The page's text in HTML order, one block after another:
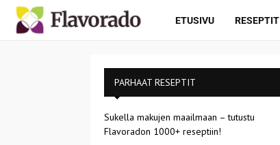
ETUSIVU RESEPTIT
PARHAAT RESEPTIT
Sukella makujen maailmaan – tutustu
Flavoradon 1000+ reseptiin!